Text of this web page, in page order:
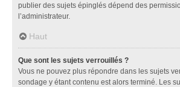
publier des sujets épinglés dépend des
l’administrateur.
Haut
Que sont les sujets verrouillés ?
Vous ne pouvez plus répondre dans les sujets
sondage y étant contenu est alors terminé. Les